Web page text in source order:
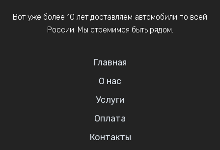
Вот уже более 10 лет доставляем автомобили по всей
России. Мы стремимся быть рядом.
Главная
О нас
Услуги
Оплата
Контакты